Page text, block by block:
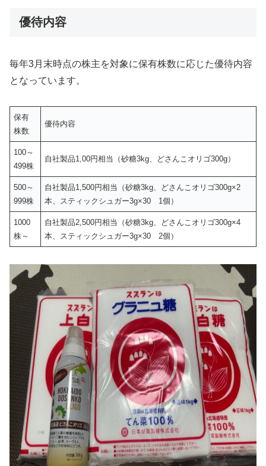
優待内容
毎年3月末時点の株主を対象に保有株数に応じた優待内容
となっています。
保有
株数
優待内容
100～
499株
自社製品1,00円相当（砂糖3kg、どさんこオリゴ300g）
500～
999株
自社製品1,500円相当（砂糖3kg、どさんこオリゴ300g×2
本、スティックシュガー3g×30 1個）
1000
株～
自社製品2,500円相当（砂糖3kg、どさんこオリゴ300g×4
本、スティックシュガー3g×30 2個）